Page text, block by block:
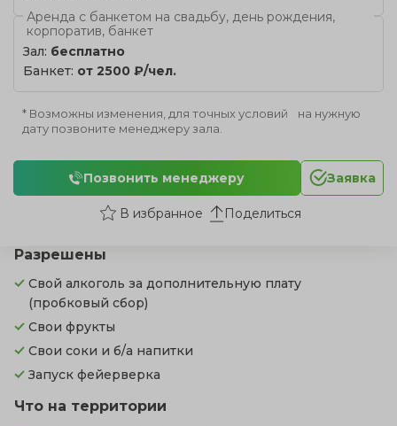
Разрешены
Свой алкоголь за дополнительную плату
(пробковый сбор)
Свои фрукты
Свои соки и б/а напитки
Запуск фейерверка
Что на территории
Аренда с банкетом на свадьбу, день рождения,
корпоратив, банкет
Зал: бесплатно
Банкет: от 2500 ₽/чел.
* Возможны изменения, для точных условий на нужную
дату позвоните менеджеру зала.
Позвонить менеджеру Заявка
Поделиться